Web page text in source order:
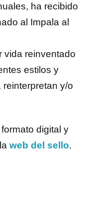
ha recibido
al Impala al
vida reinventado
estilos y
y/o
digital y
web del sello.